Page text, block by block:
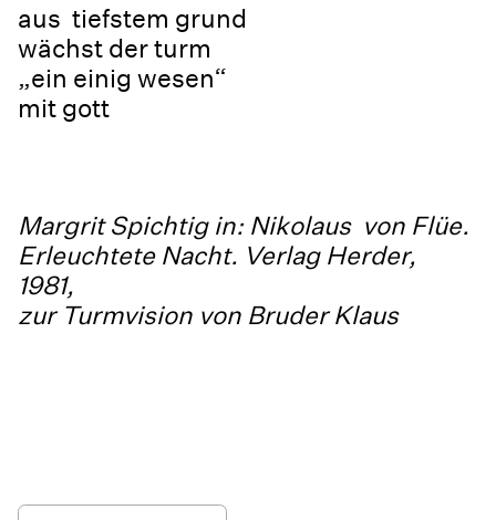
aus tiefstem grund
wächst der turm
„ein einig wesen“
mit gott
Margrit Spichtig in: Nikolaus von Flüe.
Erleuchtete Nacht. Verlag Herder,
1981,
zur Turmvision von Bruder Klaus